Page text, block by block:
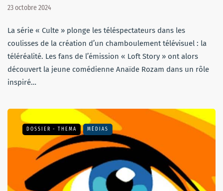
23 octobre 2024
La série « Culte » plonge les téléspectateurs dans les
coulisses de la création d’un chamboulement télévisuel : la
téléréalité. Les fans de l’émission « Loft Story » ont alors
découvert la jeune comédienne Anaïde Rozam dans un rôle
inspiré…
DOSSIER - THEMA MÉDIAS